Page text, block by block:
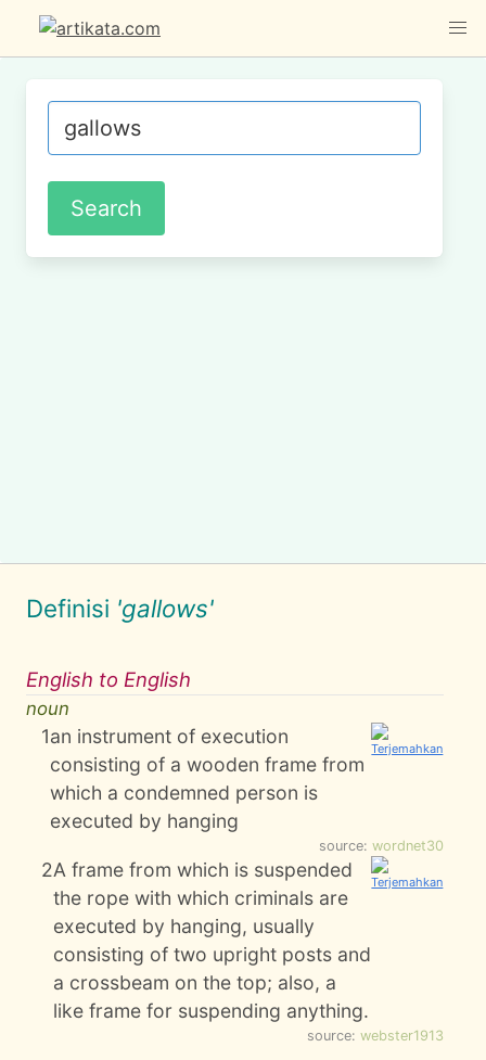
Definisi 'gallows'
English to English
noun
1an instrument of execution
consisting of a wooden frame from
which a condemned person is
executed by hanging
source: wordnet30
2A frame from which is suspended
the rope with which criminals are
executed by hanging, usually
consisting of two upright posts and
a crossbeam on the top; also, a
like frame for suspending anything.
source: webster1913